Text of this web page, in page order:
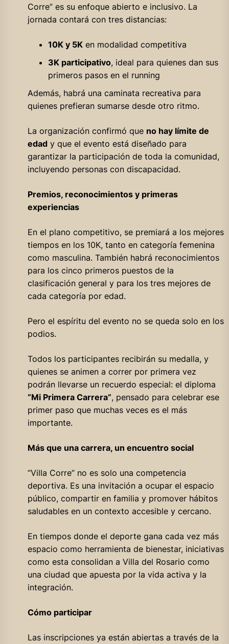
Corre” es su enfoque abierto e inclusivo. La
jornada contará con tres distancias:
10K y 5Ken modalidad competitiva
3K participativo, ideal para quienes dan sus
primeros pasos en el running
Además, habrá una caminata recreativa para
quienes prefieran sumarse desde otro ritmo.
La organización confirmó que no hay límite de
edady que el evento está diseñado para
garantizar la participación de toda la comunidad,
incluyendo personas con discapacidad.
Premios, reconocimientos y primeras
experiencias
En el plano competitivo, se premiará a los mejores
tiempos en los 10K, tanto en categoría femenina
como masculina. También habrá reconocimientos
para los cinco primeros puestos de la
clasificación general y para los tres mejores de
cada categoría por edad.
Pero el espíritu del evento no se queda solo en los
podios.
Todos los participantes recibirán su medalla, y
quienes se animen a correr por primera vez
podrán llevarse un recuerdo especial: el diploma
“Mi Primera Carrera”, pensado para celebrar ese
primer paso que muchas veces es el más
importante.
Más que una carrera, un encuentro social
“Villa Corre” no es solo una competencia
deportiva. Es una invitación a ocupar el espacio
público, compartir en familia y promover hábitos
saludables en un contexto accesible y cercano.
En tiempos donde el deporte gana cada vez más
espacio como herramienta de bienestar, iniciativas
como esta consolidan a Villa del Rosario como
una ciudad que apuesta por la vida activa y la
integración.
Cómo participar
Las inscripciones ya están abiertas a través de la